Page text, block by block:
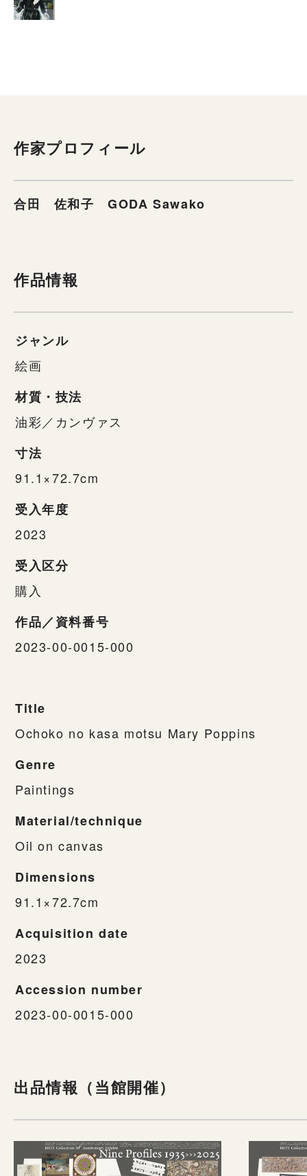
作家プロフィール
合田 佐和子 GODA Sawako
作品情報
ジャンル
絵画
材質・技法
油彩／カンヴァス
寸法
91.1×72.7cm
受入年度
2023
受入区分
購入
作品／資料番号
2023-00-0015-000
Title
Ochoko no kasa motsu Mary Poppins
Genre
Paintings
Material/technique
Oil on canvas
Dimensions
91.1×72.7cm
Acquisition date
2023
Accession number
2023-00-0015-000
出品情報（当館開催）